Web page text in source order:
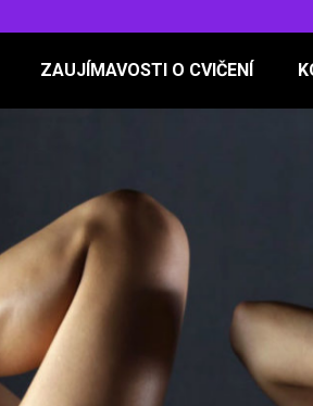
ZAUJÍMAVOSTI O CVIČENÍ